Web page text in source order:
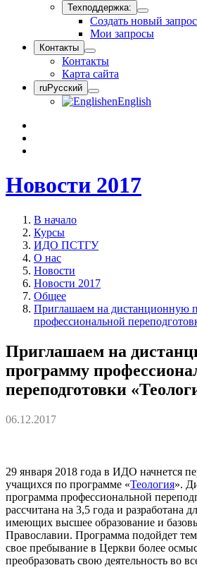
Техподдержка:
Создать новый запрос
Мои запросы
Контакты
Контакты
Карта сайта
ruРусский
enEnglish
Новости 2017
В начало
Курсы
ИДО ПСТГУ
О нас
Новости
Новости 2017
Общее
Приглашаем на дистанционную
профессиональной
Приглашаем на
программу
переподготовки
06.12.2017
29 января 2018 года в ИДО начнется
учащихся по программе «Теология».
программа профессиональной
рассчитана на 3,5 года и разработана
имеющих высшее образование и
Православии. Программа подойдет
свое пребывание в Церкви более
преобразовать свою деятельность во